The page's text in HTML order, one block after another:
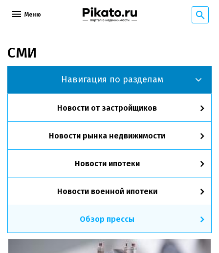
Меню
СМИ
Навигация по разделам
Новости от застройщиков
Новости рынка недвижимости
Новости ипотеки
Новости военной ипотеки
Обзор прессы